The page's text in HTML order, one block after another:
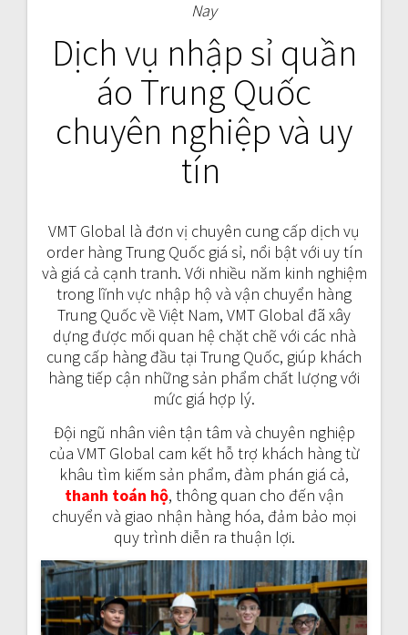
Nay
Dịch vụ nhập sỉ quần
áo Trung Quốc
chuyên nghiệp và uy
tín
VMT Global là đơn vị chuyên cung cấp dịch vụ
order hàng Trung Quốc giá sỉ, nổi bật với uy tín
và giá cả cạnh tranh. Với nhiều năm kinh nghiệm
trong lĩnh vực nhập hộ và vận chuyển hàng
Trung Quốc về Việt Nam, VMT Global đã xây
dựng được mối quan hệ chặt chẽ với các nhà
cung cấp hàng đầu tại Trung Quốc, giúp khách
hàng tiếp cận những sản phẩm chất lượng với
mức giá hợp lý.
Đội ngũ nhân viên tận tâm và chuyên nghiệp
của VMT Global cam kết hỗ trợ khách hàng từ
khâu tìm kiếm sản phẩm, đàm phán giá cả,
thanh toán hộ, thông quan cho đến vận
chuyển và giao nhận hàng hóa, đảm bảo mọi
quy trình diễn ra thuận lợi.